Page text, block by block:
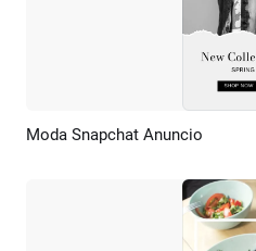
Previsualizar
Moda Snapchat Anuncio